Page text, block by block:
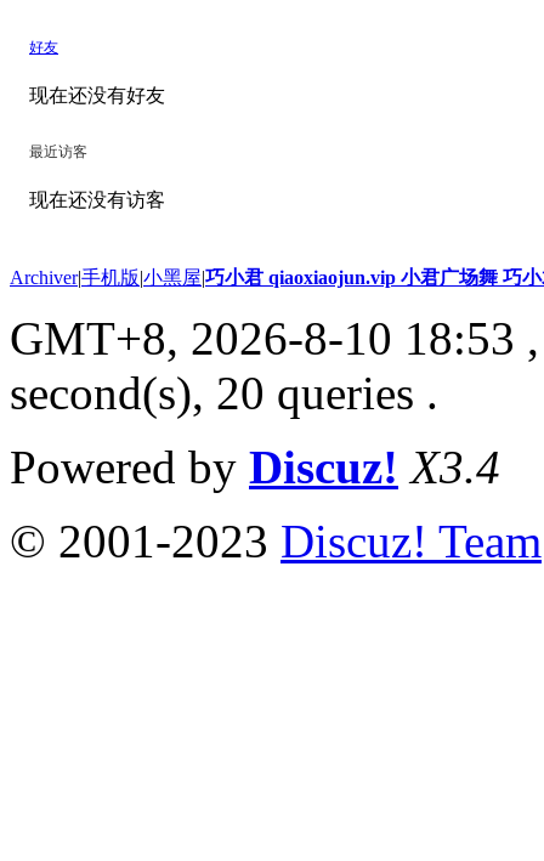
好友
现在还没有好友
最近访客
现在还没有访客
Archiver|手机版|小黑屋|巧小君 qiaoxiaojun.vip 小君广场舞 巧
GMT+8, 2026-8-10 18:53
second(s), 20 queries .
Powered by Discuz! X3.4
© 2001-2023 Discuz! Team